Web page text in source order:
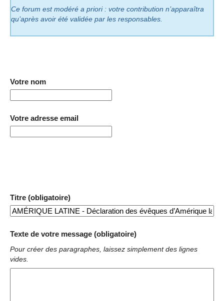
Ce forum est modéré a priori : votre contribution n’apparaîtra
qu’après avoir été validée par les responsables.
Votre nom
Votre adresse email
Titre (obligatoire)
Texte de votre message (obligatoire)
Pour créer des paragraphes, laissez simplement des lignes
vides.